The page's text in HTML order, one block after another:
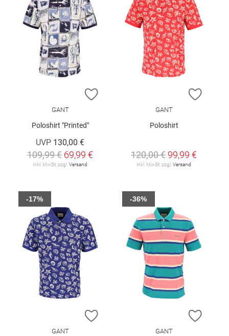
ZUR WUNSCHLISTE HINZUFÜGEN
GANT
Poloshirt "Printed"
UVP 130,00 €
109,99 € 69,99 €
inkl. MwSt. zzgl.Versand
ZUR
GANT
Poloshirt
120,00 € 99,99 €
inkl. MwSt. zzgl.Versand
ZUR WUNSCHLISTE HINZUFÜGEN
GANT
-17%
ZUR
GANT
-36%